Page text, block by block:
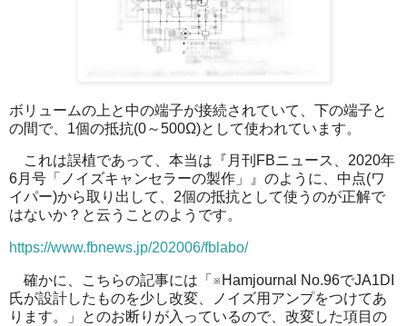
ボリュームの上と中の端子が接続されていて、下の端子と
の間で、1個の抵抗(0～500Ω)として使われています。
これは誤植であって、本当は『月刊FBニュース、2020年
6月号「ノイズキャンセラーの製作」』のように、中点(ワ
イパー)から取り出して、2個の抵抗として使うのが正解で
はないか？と云うことのようです。
https://www.fbnews.jp/202006/fblabo/
確かに、こちらの記事には「※Hamjournal No.96でJA1DI
氏が設計したものを少し改変、ノイズ用アンプをつけてあ
ります。」とのお断りが入っているので、改変した項目の